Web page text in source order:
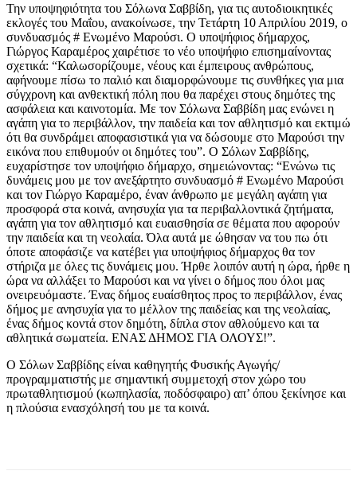
Την υποψηφιότητα του Σόλωνα Σαββίδη, για τις αυτοδιοικητικές
εκλογές του Μαΐου, ανακοίνωσε, την Τετάρτη 10 Απριλίου 2019, ο
συνδυασμός # Ενωμένο Μαρούσι. Ο υποψήφιος δήμαρχος,
Γιώργος Καραμέρος χαιρέτισε το νέο υποψήφιο επισημαίνοντας
σχετικά: “Καλωσορίζουμε, νέους και έμπειρους ανθρώπους,
αφήνουμε πίσω το παλιό και διαμορφώνουμε τις συνθήκες για μια
σύγχρονη και ανθεκτική πόλη που θα παρέχει στους δημότες της
ασφάλεια και καινοτομία. Με τον Σόλωνα Σαββίδη μας ενώνει η
αγάπη για το περιβάλλον, την παιδεία και τον αθλητισμό και εκτιμώ
ότι θα συνδράμει αποφασιστικά για να δώσουμε στο Μαρούσι την
εικόνα που επιθυμούν οι δημότες του”. Ο Σόλων Σαββίδης,
ευχαρίστησε τον υποψήφιο δήμαρχο, σημειώνοντας: “Ενώνω τις
δυνάμεις μου με τον ανεξάρτητο συνδυασμό # Ενωμένο Μαρούσι
και τον Γιώργο Καραμέρο, έναν άνθρωπο με μεγάλη αγάπη για
προσφορά στα κοινά, ανησυχία για τα περιβαλλοντικά ζητήματα,
αγάπη για τον αθλητισμό και ευαισθησία σε θέματα που αφορούν
την παιδεία και τη νεολαία. Όλα αυτά με ώθησαν να του πω ότι
όποτε αποφάσιζε να κατέβει για υποψήφιος δήμαρχος θα τον
στήριζα με όλες τις δυνάμεις μου. Ήρθε λοιπόν αυτή η ώρα, ήρθε η
ώρα να αλλάξει το Μαρούσι και να γίνει ο δήμος που όλοι μας
ονειρευόμαστε. Ένας δήμος ευαίσθητος προς το περιβάλλον, ένας
δήμος με ανησυχία για το μέλλον της παιδείας και της νεολαίας,
ένας δήμος κοντά στον δημότη, δίπλα στον αθλούμενο και τα
αθλητικά σωματεία. ΕΝΑΣ ΔΗΜΟΣ ΓΙΑ ΟΛΟΥΣ!”.
Ο Σόλων Σαββίδης είναι καθηγητής Φυσικής Αγωγής/
προγραμματιστής με σημαντική συμμετοχή στον χώρο του
πρωταθλητισμού (κωπηλασία, ποδόσφαιρο) απ’ όπου ξεκίνησε και
η πλούσια ενασχόλησή του με τα κοινά.